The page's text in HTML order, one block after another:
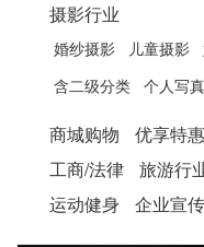
摄影行业
婚纱摄影 儿童摄影
含二级分类 个人写真
商城购物 优享特惠
工商/法律
旅游行
运动健身
企业宣传